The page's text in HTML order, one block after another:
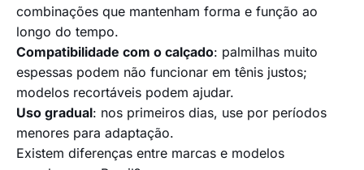
combinações que mantenham forma e função ao
longo do tempo.
Compatibilidade com o calçado: palmilhas muito
espessas podem não funcionar em tênis justos;
modelos recortáveis podem ajudar.
Uso gradual: nos primeiros dias, use por períodos
menores para adaptação.
Existem diferenças entre marcas e modelos